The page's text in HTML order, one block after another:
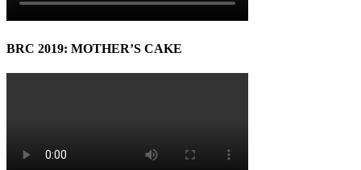
BRC 2019: MOTHER’S CAKE